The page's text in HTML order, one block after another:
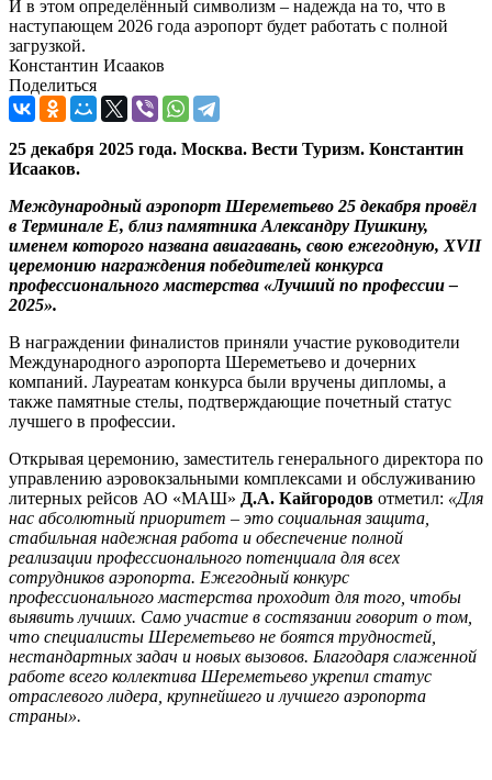
И в этом определённый символизм – надежда на то, что в
наступающем 2026 года аэропорт будет работать с полной
загрузкой.
Константин Исааков
Поделиться
25 декабря 2025 года. Москва. Вести Туризм. Константин
Исааков.
Международный аэропорт Шереметьево 25 декабря провёл
в Терминале Е, близ памятника Александру Пушкину,
именем которого названа авиагавань, свою ежегодную, XVII
церемонию награждения победителей конкурса
профессионального мастерства «Лучший по профессии –
2025».
В награждении финалистов приняли участие руководители
Международного аэропорта Шереметьево и дочерних
компаний. Лауреатам конкурса были вручены дипломы, а
также памятные стелы, подтверждающие почетный статус
лучшего в профессии.
Открывая церемонию, заместитель генерального директора по
управлению аэровокзальными комплексами и обслуживанию
литерных рейсов АО «МАШ» Д.А. Кайгородов отметил: «Для
нас абсолютный приоритет – это социальная защита,
стабильная надежная работа и обеспечение полной
реализации профессионального потенциала для всех
сотрудников аэропорта. Ежегодный конкурс
профессионального мастерства проходит для того, чтобы
выявить лучших. Само участие в состязании говорит о том,
что специалисты Шереметьево не боятся трудностей,
нестандартных задач и новых вызовов. Благодаря слаженной
работе всего коллектива Шереметьево укрепил статус
отраслевого лидера, крупнейшего и лучшего аэропорта
страны».